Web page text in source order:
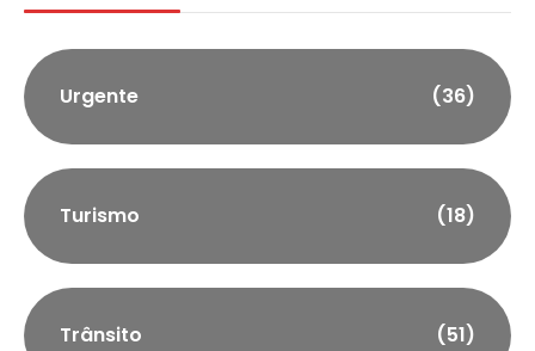
Urgente (36)
Turismo (18)
Trânsito (51)